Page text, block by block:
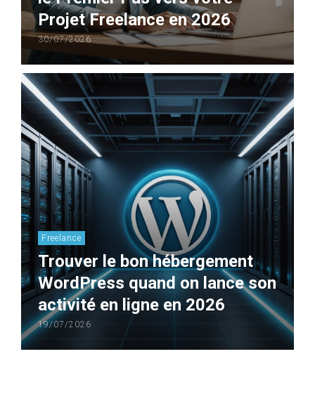
Projet Freelance en 2026
30/07/2026
Freelance
Trouver le bon hébergement
WordPress quand on lance son
activité en ligne en 2026
19/07/2026